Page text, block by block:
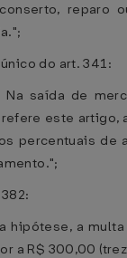
reparo
do art. 341:
Na saída de
este
percentuais de
hipótese, a
a R$ 300,00